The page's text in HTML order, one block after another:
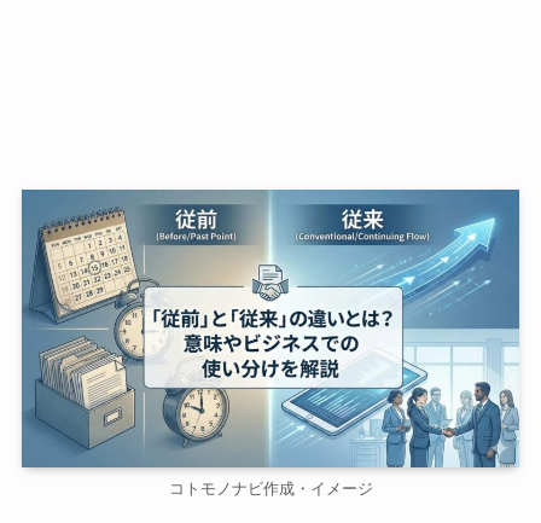
コトモノナビ作成・イメージ